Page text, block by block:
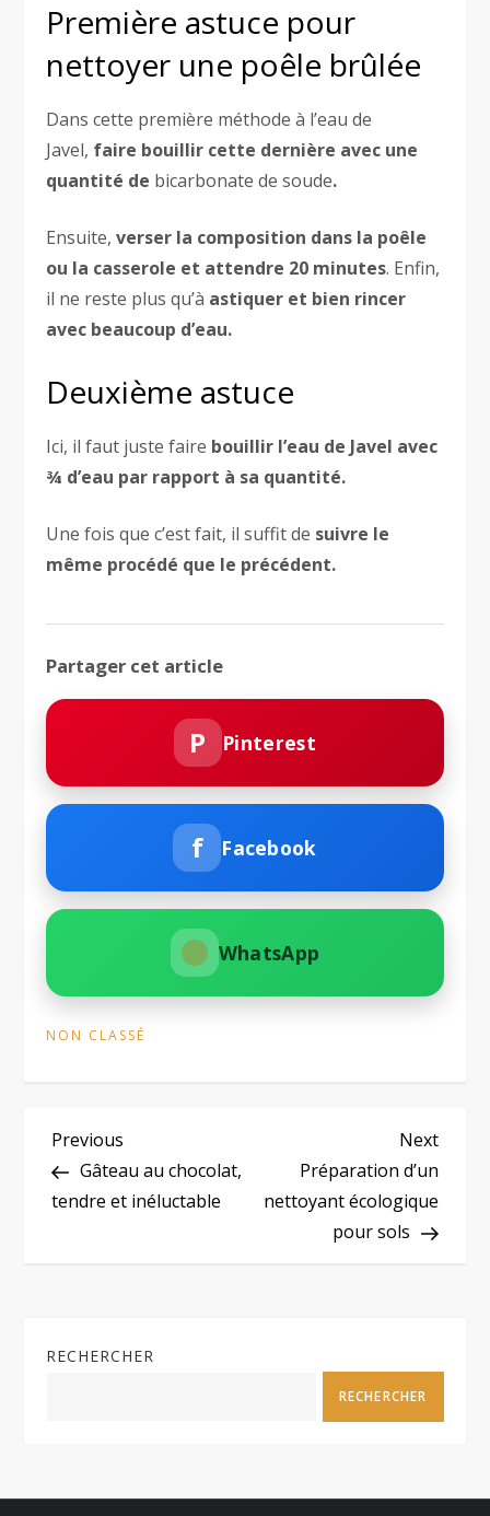
Première astuce pour
nettoyer une poêle brûlée
Dans cette première méthode à l’eau de
Javel, faire bouillir cette dernière avec une
quantité de bicarbonate de soude.
Ensuite,verser la composition dans la poêle
ou la casserole et attendre 20 minutes. Enfin,
il ne reste plus qu’à astiquer et bien rincer
avec beaucoup d’eau.
Deuxième astuce
Ici, il faut juste faire bouillir l’eau de Javel avec
¾ d’eau par rapport à sa quantité.
Une fois que c’est fait, il suffit de suivre le
même procédé que le précédent.
Partager cet article
P Pinterest
f Facebook
WhatsApp
NON CLASSÉ
N
a
g
Previous
Post
Previous
Gâteau au chocolat,
tendre et inéluctable
Next
Post
Next
Préparation d’un
nettoyant écologique
pour sols
RECHERCHER
RECHERCHER